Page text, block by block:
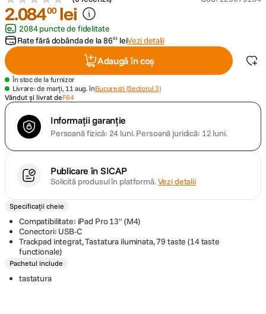
7. sony fx
card memorie
9. dji mic mini
10. dji osmo
2.08400 lei
2084 puncte de fidelitate
Rate fără dobânda de la8683 leiVezi detalii
Adaugă în coș
În stoc de la furnizor
Livrare: de marți, 11 aug. înBucuresti (Sectorul 3)
Vândut și livrat deF64
Informații garanție
Persoană fizică: 24 luni.Persoană juridică: 12 luni.
Publicare în SICAP
Solicită produsul în platformă.Vezi detalii
Specificații cheie
Compatibilitate: iPad Pro 13" (M4)
Conectori: USB-C
Trackpad integrat, Tastatura iluminata, 79 taste (14 taste
functionale)
Pachetul include
tastatura